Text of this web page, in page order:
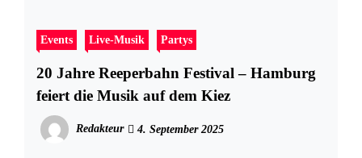
Events Live-Musik Partys
20 Jahre Reeperbahn Festival – Hamburg
feiert die Musik auf dem Kiez
Redakteur 4. September 2025